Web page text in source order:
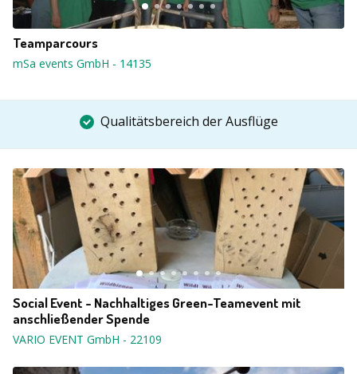
Teamparcours
mSa events GmbH - 14135
Qualitätsbereich der Ausflüge
Social Event - Nachhaltiges Green-Teamevent mit
anschließender Spende
VARIO EVENT GmbH - 22109